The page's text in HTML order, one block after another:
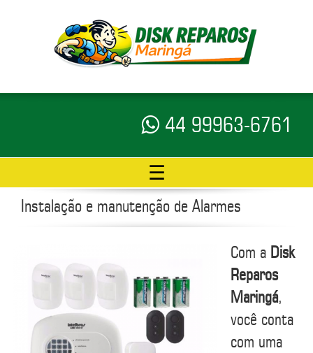
44 99963-6761
☰
Instalação e manutenção de Alarmes
Com a Disk
Reparos
Maringá,
você conta
com uma